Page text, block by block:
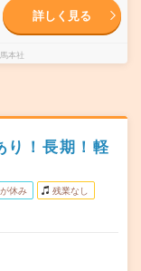
詳しく見る
本社
り！長期！軽
休み 残業なし